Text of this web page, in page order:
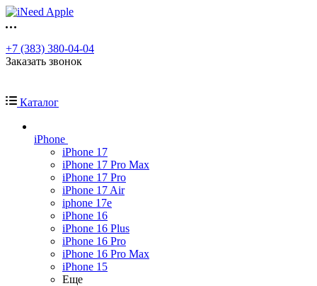
+7 (383) 380-04-04
Заказать звонок
Каталог
iPhone
iPhone 17
iPhone 17 Pro Max
iPhone 17 Pro
iPhone 17 Air
iphone 17e
iPhone 16
iPhone 16 Plus
iPhone 16 Pro
iPhone 16 Pro Max
iPhone 15
Еще